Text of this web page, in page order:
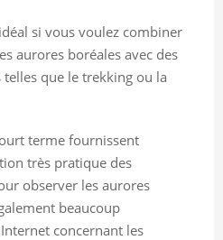
si vous voulez combiner
aurores boréales avec des
que le trekking ou la
terme fournissent
très pratique des
observer les aurores
beaucoup
concernant les